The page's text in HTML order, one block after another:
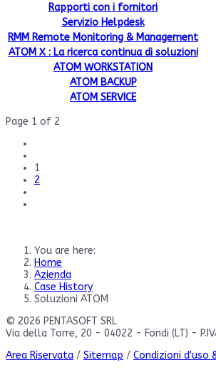
Rapporti con i fornitori
Servizio Helpdesk
RMM Remote Monitoring & Management
ATOM X : La ricerca continua di soluzioni
ATOM WORKSTATION
ATOM BACKUP
ATOM SERVICE
Page 1 of 2
1
2
You are here:
Home
Azienda
Case History
Soluzioni ATOM
© 2026 PENTASOFT SRL
Via della Torre, 20 - 04022 - Fondi (LT) -
Area Riservata / Sitemap / Condizioni d'uso